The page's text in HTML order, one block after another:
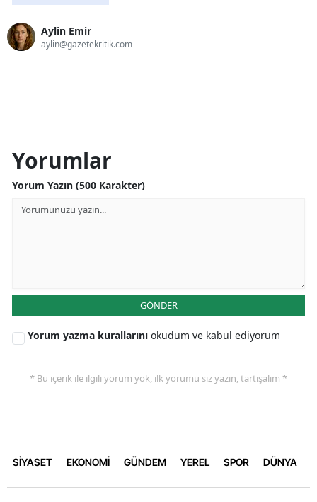
Aylin Emir
aylin@gazetekritik.com
Yorumlar
Yorum Yazın (500 Karakter)
GÖNDER
Yorum yazma kurallarını okudum ve kabul ediyorum
* Bu içerik ile ilgili yorum yok, ilk yorumu siz yazın, tartışalım *
SİYASET EKONOMİ GÜNDEM YEREL SPOR DÜNYA